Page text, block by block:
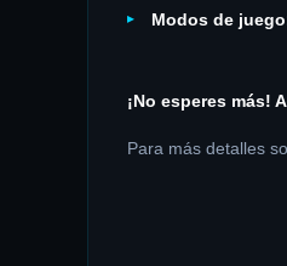
Modos de
¡No esperes más!
Para más detalles